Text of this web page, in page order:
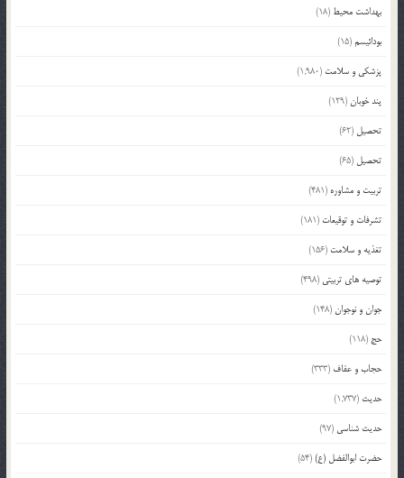
بهداشت محیط (18)
بودائیسم(15)
پزشکی و سلامت (1,980)
پند خوبان(129)
تحصیل (62)
تحصیل (65)
تربیت و مشاوره (481)
تشرفات و توقیعات (181)
تغذیه و سلامت (156)
توصیه های تربیتی (498)
جوان و نوجوان(148)
حج (118)
حجاب و عفاف (333)
حدیث (1,737)
حدیث شناسی (97)
حضرت ابوالفضل (ع)(54)